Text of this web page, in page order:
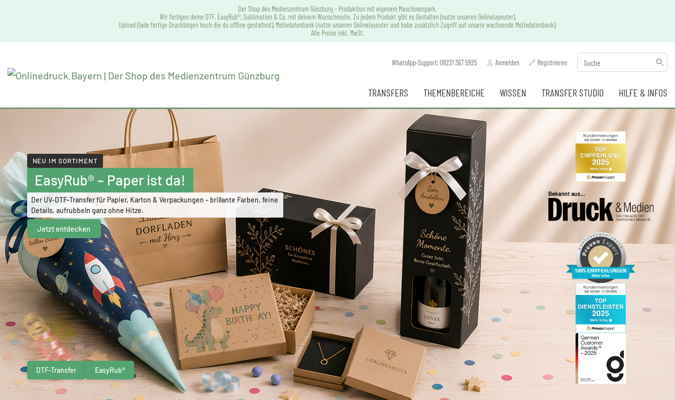
Der Shop des Medienzentrum Günzburg – Produktion mit eigenem Maschinenpark.
Wir fertigen deine DTF, EasyRub®, Sublimation & Co. mit deinem Wunschmotiv. Zu jedem Produkt gibt es Gestalten (nutze unseren Onlinelayouter),
Upload (lade fertige Druckbögen hoch die du offline gestaltest), Motivdatenbank (nutze unseren Onlinelayouter und habe zusätzlich Zugriff auf unsere wachsende Motivdatenbank).
Alle Preise inkl. MwSt.
WhatsApp-Support: 08221 367 5925 Anmelden Registrieren
TRANSFERS THEMENBEREICHE WISSEN TRANSFER STUDIO HILFE & INFOS
NEU IM SORTIMENT
EasyRub® – Paper ist da!
Der UV-DTF-Transfer für Papier, Karton & Verpackungen – brillante Farben, feine
Details, aufrubbeln ganz ohne Hitze.
Jetzt entdecken
DTF-Transfer EasyRub®